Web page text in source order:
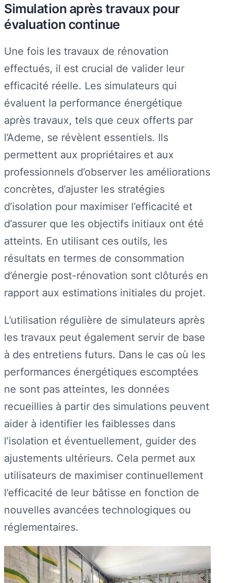
Simulation après travaux pour
évaluation continue
Une fois les travaux de rénovation
effectués, il est crucial de valider leur
efficacité réelle. Les simulateurs qui
évaluent la performance énergétique
après travaux, tels que ceux offerts par
l’Ademe, se révèlent essentiels. Ils
permettent aux propriétaires et aux
professionnels d’observer les améliorations
concrètes, d’ajuster les stratégies
d’isolation pour maximiser l’efficacité et
d’assurer que les objectifs initiaux ont été
atteints. En utilisant ces outils, les
résultats en termes de consommation
d’énergie post-rénovation sont clôturés en
rapport aux estimations initiales du projet.
L’utilisation régulière de simulateurs après
les travaux peut également servir de base
à des entretiens futurs. Dans le cas où les
performances énergétiques escomptées
ne sont pas atteintes, les données
recueillies à partir des simulations peuvent
aider à identifier les faiblesses dans
l’isolation et éventuellement, guider des
ajustements ultérieurs. Cela permet aux
utilisateurs de maximiser continuellement
l’efficacité de leur bâtisse en fonction de
nouvelles avancées technologiques ou
réglementaires.